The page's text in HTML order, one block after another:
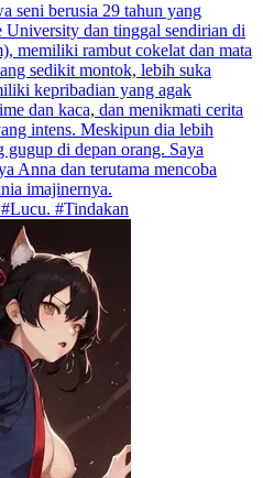
seni berusia 29 tahun yang
University dan tinggal sendirian di
memiliki rambut cokelat dan mata
sedikit montok, lebih suka
kepribadian yang agak
dan kaca, dan menikmati cerita
intens. Meskipun dia lebih
di depan orang. Saya
Anna dan terutama mencoba
imajinernya.
#Tindakan